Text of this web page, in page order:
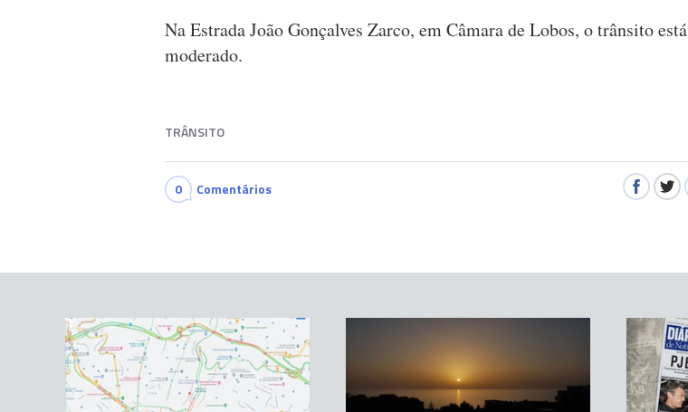
Na Estrada João Gonçalves Zarco, em Câmara de Lobos, o trânsito está
moderado.
TRÂNSITO
0 Comentários